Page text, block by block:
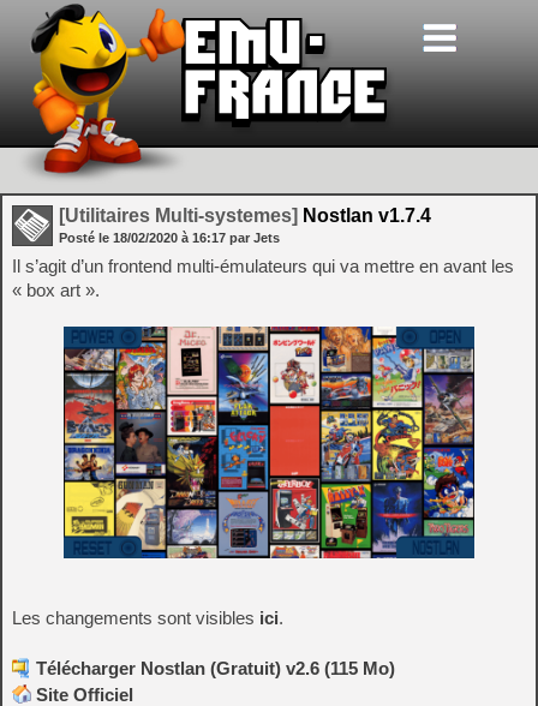
[Utilitaires Multi-systemes] Nostlan v1.7.4
Posté le 18/02/2020 à 16:17 par Jets
Il s’agit d’un frontend multi-émulateurs qui va mettre en avant les
« box art ».
Les changements sont visibles ici.
Télécharger Nostlan (Gratuit) v2.6 (115 Mo)
Site Officiel